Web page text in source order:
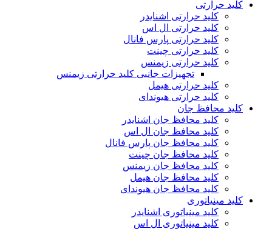
کلید حرارتی
کلید حرارتی اشنایدر
کلید حرارتی ال اس
کلید حرارتی پارس فانال
کلید حرارتی چینت
کلید حرارتی زیمنس
تجهیزات جانبی کلید حرارتی زیمنس
کلید حرارتی هیمل
کلید حرارتی هیوندای
کلید محافظ جان
کلید محافظ جان اشنایدر
کلید محافظ جان ال اس
کلید محافظ جان پارس فانال
کلید محافظ جان چینت
کلید محافظ جان زیمنس
کلید محافظ جان هیمل
کلید محافظ جان هیوندای
کلید مینیاتوری
کلید مینیاتوری اشنایدر
کلید مینیاتوری ال اس